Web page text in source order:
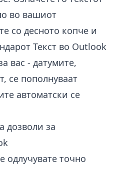
во вашиот
со десното копче и
Текст во Outlook
вас - датумите,
се пополнуваат
автоматски се
дозволи за
одлучувате точно